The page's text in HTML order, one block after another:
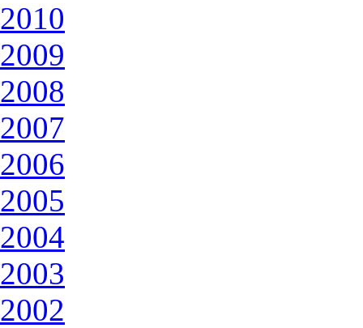
2010
2009
2008
2007
2006
2005
2004
2003
2002